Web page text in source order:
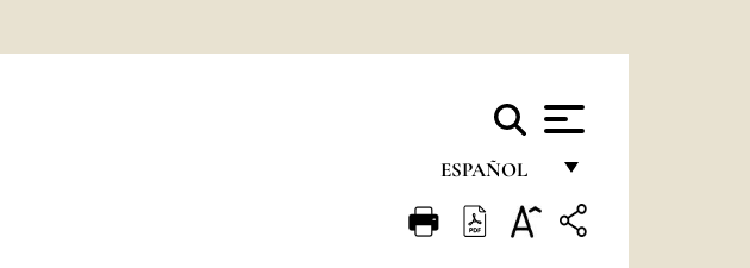
ESPAÑOL
FRANÇAIS